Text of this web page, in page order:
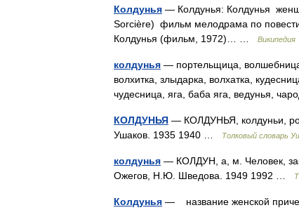
Колдунья — Колдунья: Колдунья
Sorcière) фильм мелодрама по
Колдунья (фильм, 1972)… …
Википедия
колдунья — портельщица,
волхитка, злыдарка, волхатка,
чудесница, яга, баба яга, ведунья,
КОЛДУНЬЯ — КОЛДУНЬЯ, колдуньи,
Ушаков. 1935 1940 …
Толковый словарь
колдунья — КОЛДУН, а, м. Человек,
Ожегов, Н.Ю. Шведова. 1949 1992 …
Колдунья — название женской